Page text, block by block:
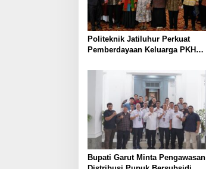
Politeknik Jatiluhur Perkuat
Pemberdayaan Keluarga PKH
Bupati Garut Minta Pengawasan